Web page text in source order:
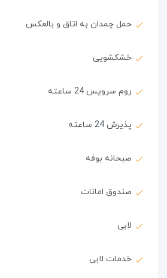
حمل چمدان به اتاق و بالعکس
خشکشویی
روم سرویس 24 ساعته
پذیرش 24 ساعته
صبحانه بوفه
صندوق امانات
لابی
خدمات لابی